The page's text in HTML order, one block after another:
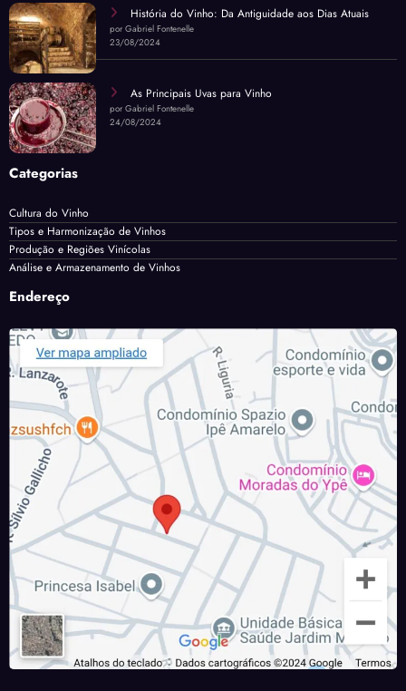
História do Vinho: Da Antiguidade aos Dias Atuais
por Gabriel Fontenelle
23/08/2024
As Principais Uvas para Vinho
por Gabriel Fontenelle
24/08/2024
Categorias
Cultura do Vinho
Tipos e Harmonização de Vinhos
Produção e Regiões Vinícolas
Análise e Armazenamento de Vinhos
Endereço